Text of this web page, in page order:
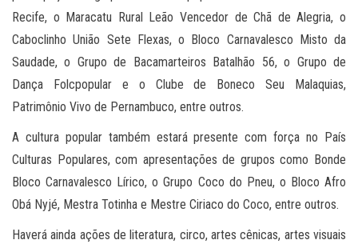
Recife, o Maracatu Rural Leão Vencedor de Chã de Alegria, o
Caboclinho União Sete Flexas, o Bloco Carnavalesco Misto da
Saudade, o Grupo de Bacamarteiros Batalhão 56, o Grupo de
Dança Folcpopular e o Clube de Boneco Seu Malaquias,
Patrimônio Vivo de Pernambuco, entre outros.
A cultura popular também estará presente com força no País
Culturas Populares, com apresentações de grupos como Bonde
Bloco Carnavalesco Lírico, o Grupo Coco do Pneu, o Bloco Afro
Obá Nyjé, Mestra Totinha e Mestre Ciriaco do Coco, entre outros.
Haverá ainda ações de literatura, circo, artes cênicas, artes visuais